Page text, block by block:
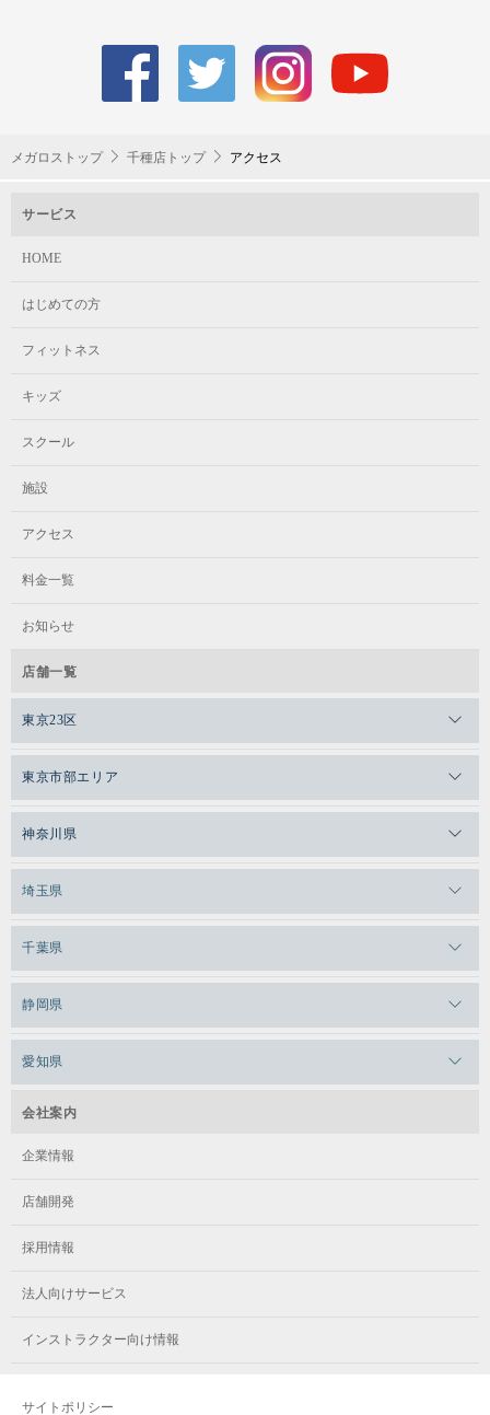
メガロストップ 千種店トップ アクセス
サービス
HOME
はじめての方
フィットネス
キッズ
スクール
施設
アクセス
料金一覧
お知らせ
店舗一覧
東京23区
メガロスルフレ恵比寿
メガロス日比谷シャンテ
メガロス白金台
メガロス田端
メガロスキッズ錦糸町
メガロス葛飾
東京市部エリア
メガロス三鷹
メガロスルフレ三鷹
メガロス武蔵小金井
メガロスルフレ武蔵小金井
神奈川県
メガロス上永谷
メガロスルフレ上永谷
メガロス神奈川
メガロス日吉
メガロス綱島
メガロスルフレ綱島
メガロス市ヶ尾
メガロス鷺沼
メガロスルフレ鷺沼
メガロス相模大野
埼玉県
メガロスルフレ草加
千葉県
メガロス本八幡
静岡県
愛知県
メガロステラッセ納屋橋
メガロス千種
会社案内
企業情報
店舗開発
採用情報
法人向けサービス
インストラクター向け情報
サイトポリシー